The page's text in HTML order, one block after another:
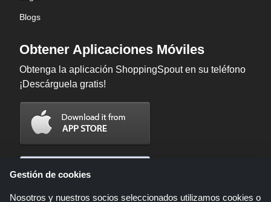
Blogs
Obtener Aplicaciones Móviles
Obtenga la aplicación ShoppingSpout en su teléfono
¡Descárguela gratis!
Gestión de cookies
Nosotros y nuestros socios seleccionados utilizamos cookies o